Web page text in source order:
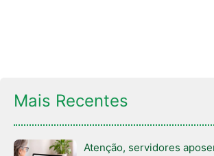
Mais Recentes
Atenção, servidores